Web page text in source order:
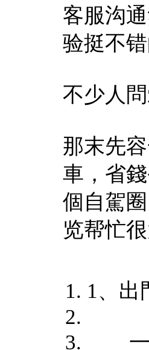
客服沟
验挺不错
不少人
那末先
車，省
個自駕
览帮忙
1、出
一、